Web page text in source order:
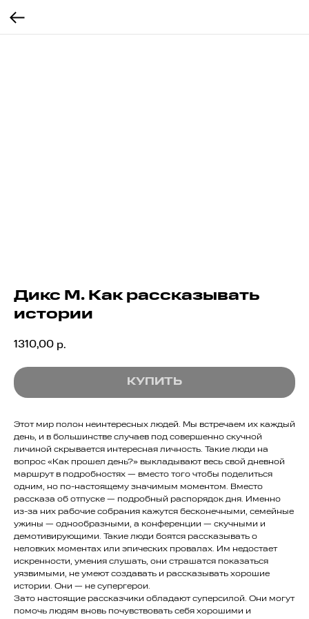
Дикс М. Как рассказывать
истории
1310,00 р.
КУПИТЬ
Этот мир полон неинтересных людей. Мы встречаем их каждый
день, и в большинстве случаев под совершенно скучной
личиной скрывается интересная личность. Такие люди на
вопрос «Как прошел день?» выкладывают весь свой дневной
маршрут в подробностях — вместо того чтобы поделиться
одним, но по-настоящему значимым моментом. Вместо
рассказа об отпуске — подробный распорядок дня. Именно
из-за них рабочие собрания кажутся бесконечными, семейные
ужины — однообразными, а конференции — скучными и
демотивирующими. Такие люди боятся рассказывать о
неловких моментах или эпических провалах. Им недостает
искренности, умения слушать, они страшатся показаться
уязвимыми, не умеют создавать и рассказывать хорошие
истории. Они — не супергерои.
Зато настоящие рассказчики обладают суперсилой. Они могут
помочь людям вновь почувствовать себя хорошими и